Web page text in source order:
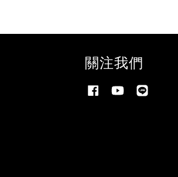
關注我們
Facebook YouTube